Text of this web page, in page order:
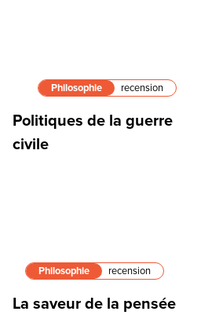
Philosophie recension
Politiques de la guerre
civile
Philosophie recension
La saveur de la pensée